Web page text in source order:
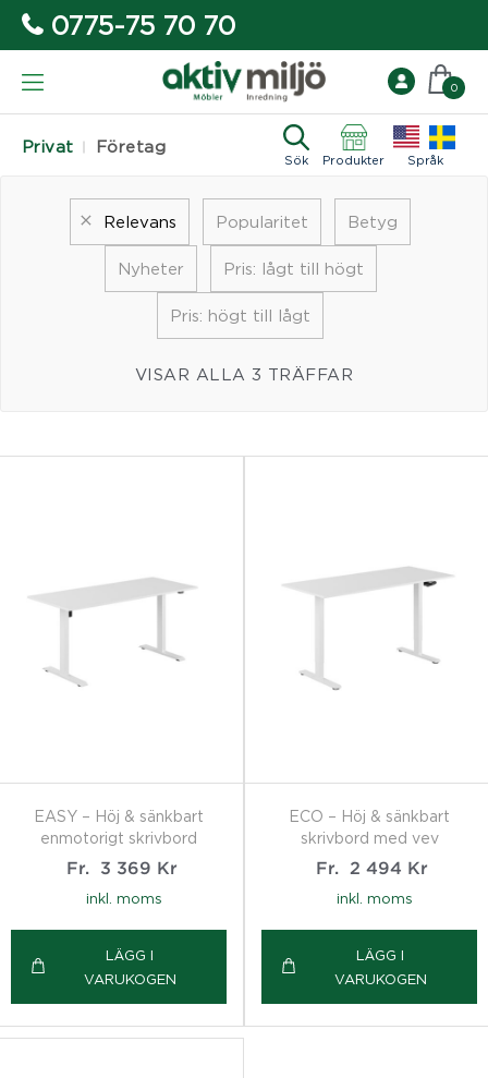
0775-75 70 70
Privat Företag
Sök Produkter Språk
0
Relevans Popularitet Betyg
Nyheter Pris: lågt till högt
Pris: högt till lågt
VISAR ALLA 3 TRÄFFAR
EASY – Höj & sänkbart
enmotorigt skrivbord
Fr.
3 369 Kr
inkl. moms
LÄGG I
VARUKOGEN
ECO – Höj & sänkbart
skrivbord med vev
Fr.
2 494 Kr
inkl. moms
LÄGG I
VARUKOGEN